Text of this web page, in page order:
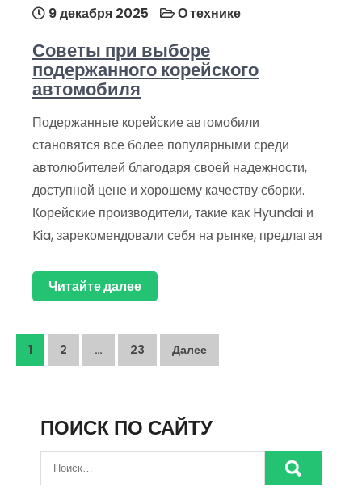
9 декабря 2025 О технике
Советы при выборе
подержанного корейского
автомобиля
Подержанные корейские автомобили
становятся все более популярными среди
автолюбителей благодаря своей надежности,
доступной цене и хорошему качеству сборки.
Корейские производители, такие как Hyundai и
Kia, зарекомендовали себя на рынке, предлагая
Читайте далее
Пагинация
1 2 … 23 Далее
ПОИСК ПО САЙТУ